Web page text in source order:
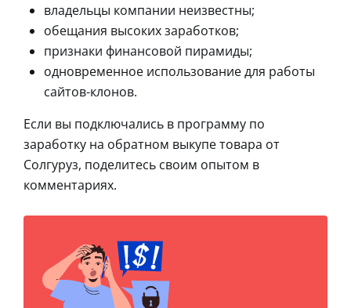
владельцы компании неизвестны;
обещания высоких заработков;
признаки финансовой пирамиды;
одновременное использование для работы
сайтов-клонов.
Если вы подключались в программу по
заработку на обратном выкупе товара от
Солгуруз, поделитесь своим опытом в
комментариях.